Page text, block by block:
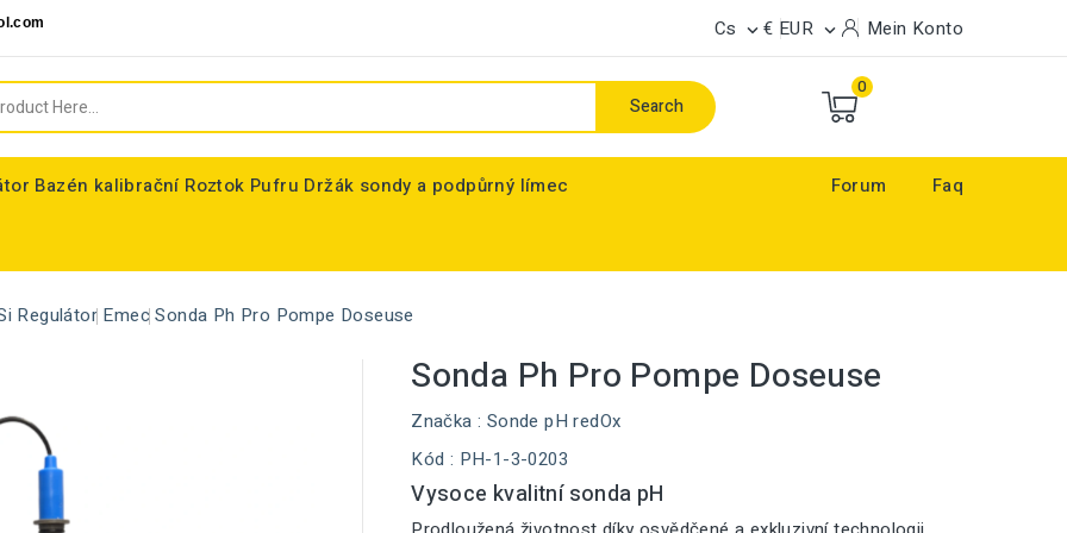
Cs € EUR  Mein Konto
Search
0
Bazén kalibrační Roztok Pufru Držák sondy a podpůrný límec Forum Faq
Regulátor Emec Sonda Ph Pro Pompe Doseuse
Sonda Ph Pro Pompe Doseuse
Značka : Sonde pH redOx
Kód : PH-1-3-0203
Vysoce kvalitní sonda pH